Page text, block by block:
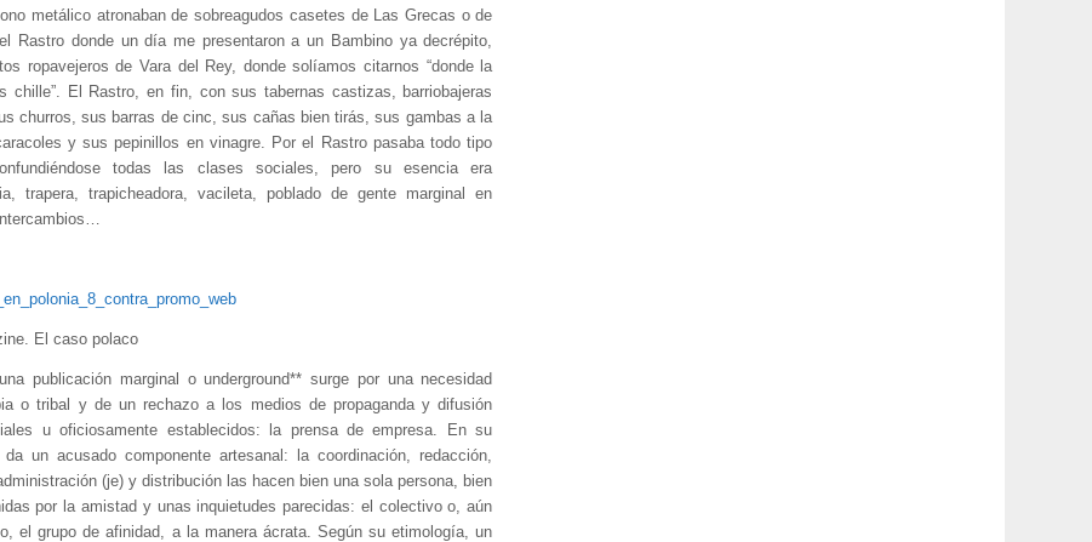
metálico atronaban de sobreagudos casetes de Las Grecas o de
Rastro donde un día me presentaron a un Bambino ya decrépito,
ropavejeros de Vara del Rey, donde solíamos citarnos “donde la
chille”. El Rastro, en fin, con sus tabernas castizas, barriobajeras
churros, sus barras de cinc, sus cañas bien tirás, sus gambas a la
y sus pepinillos en vinagre. Por el Rastro pasaba todo tipo
todas las clases sociales, pero su esencia era
trapera, trapicheadora, vacileta, poblado de gente marginal en
El caso polaco
publicación marginal o underground** surge por una necesidad
o tribal y de un rechazo a los medios de propaganda y difusión
u oficiosamente establecidos: la prensa de empresa. En su
un acusado componente artesanal: la coordinación, redacción,
(je) y distribución las hacen bien una sola persona, bien
por la amistad y unas inquietudes parecidas: el colectivo o, aún
el grupo de afinidad, a la manera ácrata. Según su etimología, un